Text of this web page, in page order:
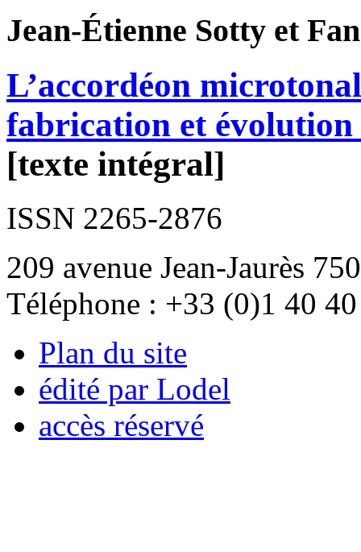
Jean-Étienne Sotty et
L’accordéon
fabrication et
[texte intégral]
ISSN 2265-2876
209 avenue Jean-Jaurès
Téléphone : +33 (0)1 40
Plan du site
édité par Lodel
accès réservé